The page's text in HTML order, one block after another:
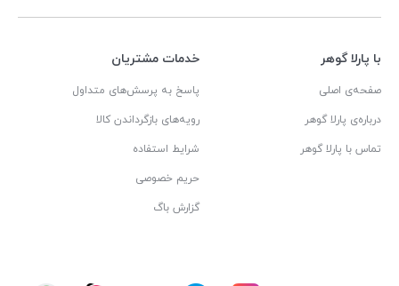
با پارلا گوهر
صفحه‌ی اصلی
درباره‌ی پارلا گوهر
تماس با پارلا گوهر
خدمات مشتریان
پاسخ به پرسش‌های متداول
رویه‌های بازگرداندن کالا
شرایط استفاده
حریم خصوصی
گزارش باگ